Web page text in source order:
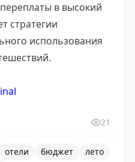
в высокий
стратегии
использования
21
отели бюджет
лето